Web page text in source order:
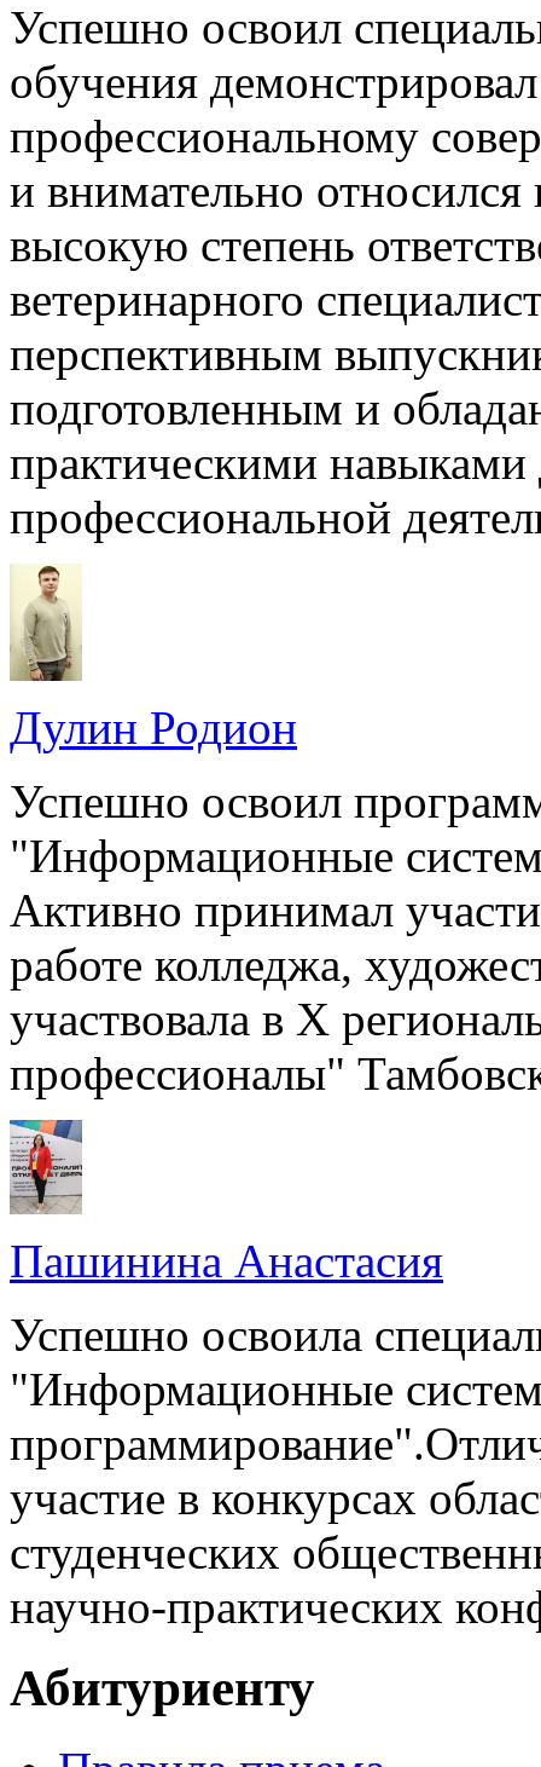
Успешно освоил
обучения
профессиональному
и внимательно
высокую степень
ветеринарного
перспективным
подготовленным и
практическими
профессиональной
Дулин Родион
Успешно освоил
"Информационные
Активно принимал
работе колледжа,
участвовала в X
профессионалы"
Пашинина Анастасия
Успешно освоила
"Информационные
участие в конкурсах
студенческих
научно-практических
Абитуриенту